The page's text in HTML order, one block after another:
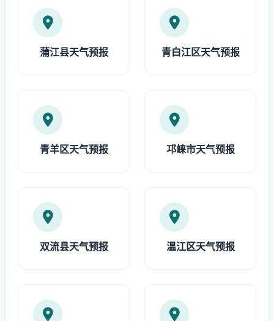
蒲江县天气预报 青白江区天气预报
青羊区天气预报 邛崃市天气预报
双流县天气预报 温江区天气预报